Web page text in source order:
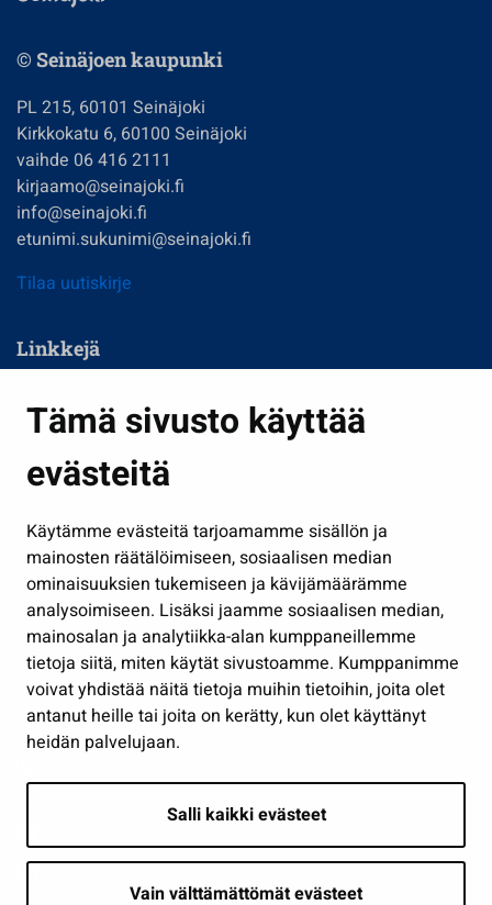
Tämä sivusto käyttää
evästeitä
Käytämme evästeitä tarjoamamme sisällön ja
mainosten räätälöimiseen, sosiaalisen median
ominaisuuksien tukemiseen ja kävijämäärämme
analysoimiseen. Lisäksi jaamme sosiaalisen median,
mainosalan ja analytiikka-alan kumppaneillemme
tietoja siitä, miten käytät sivustoamme. Kumppanimme
voivat yhdistää näitä tietoja muihin tietoihin, joita olet
antanut heille tai joita on kerätty, kun olet käyttänyt
heidän palvelujaan.
Salli kaikki evästeet
Vain välttämättömät evästeet
© Seinäjoen kaupunki
PL 215, 60101 Seinäjoki
Kirkkokatu 6, 60100 Seinäjoki
vaihde 06 416 2111
kirjaamo@seinajoki.fi
info@seinajoki.fi
etunimi.sukunimi@seinajoki.fi
Tilaa uutiskirje
Linkkejä
Kasvatus ja opetus
Kulttuuri ja liikunta
Työ ja yrittäminen
Osallistu ja asioi
Näytä omat evästeasetukseni
Seuraa meitä